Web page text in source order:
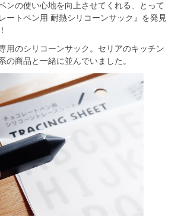
ンの使い心地を向上させてくれる、とって
ートペン用 耐熱シリコーンサック』を発見
用のシリコーンサック。セリアのキッチン
の商品と一緒に並んでいました。